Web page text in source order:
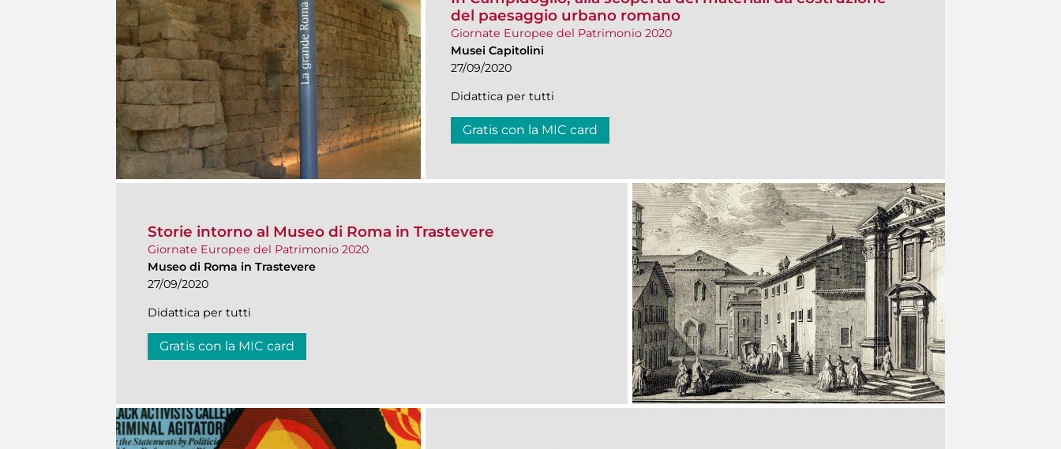
del paesaggio urbano romano
Giornate Europee del Patrimonio 2020
Musei Capitolini
27/09/2020
Didattica per tutti
Gratis con la MIC card
Storie intorno al Museo di Roma in Trastevere
Giornate Europee del Patrimonio 2020
Museo di Roma in Trastevere
27/09/2020
Didattica per tutti
Gratis con la MIC card